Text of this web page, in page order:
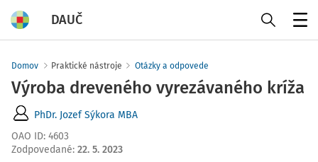
DAUČ
Domov Praktické nástroje Otázky a odpovede
Výroba dreveného vyrezávaného kríža
PhDr. Jozef Sýkora MBA
OAO ID: 4603
Zodpovedané: 22. 5. 2023